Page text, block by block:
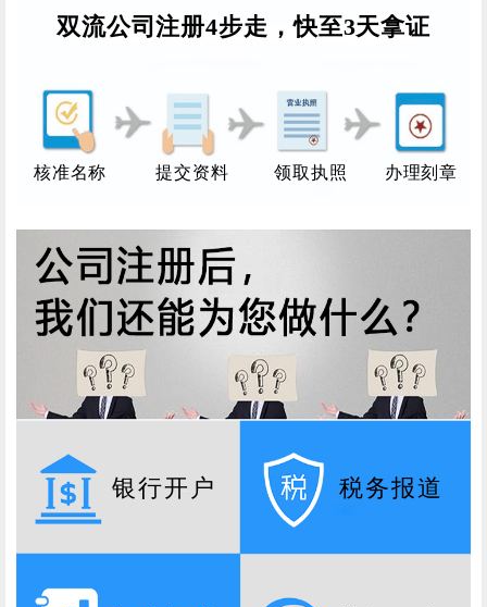
双流公司注册4步走，快至3天拿证
核准名称 提交资料 领取执照 办理刻章
银行开户 税务报道